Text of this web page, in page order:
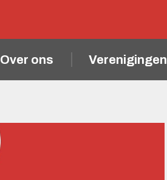
Over ons Verenigingen